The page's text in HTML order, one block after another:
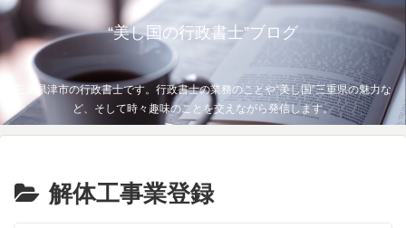
“美し国の行政書士”ブログ
三重県津市の行政書士です。行政書士の業務のことや“美し国”三重県の魅力な
ど、そして時々趣味のことを交えながら発信します。
解体工事業登録